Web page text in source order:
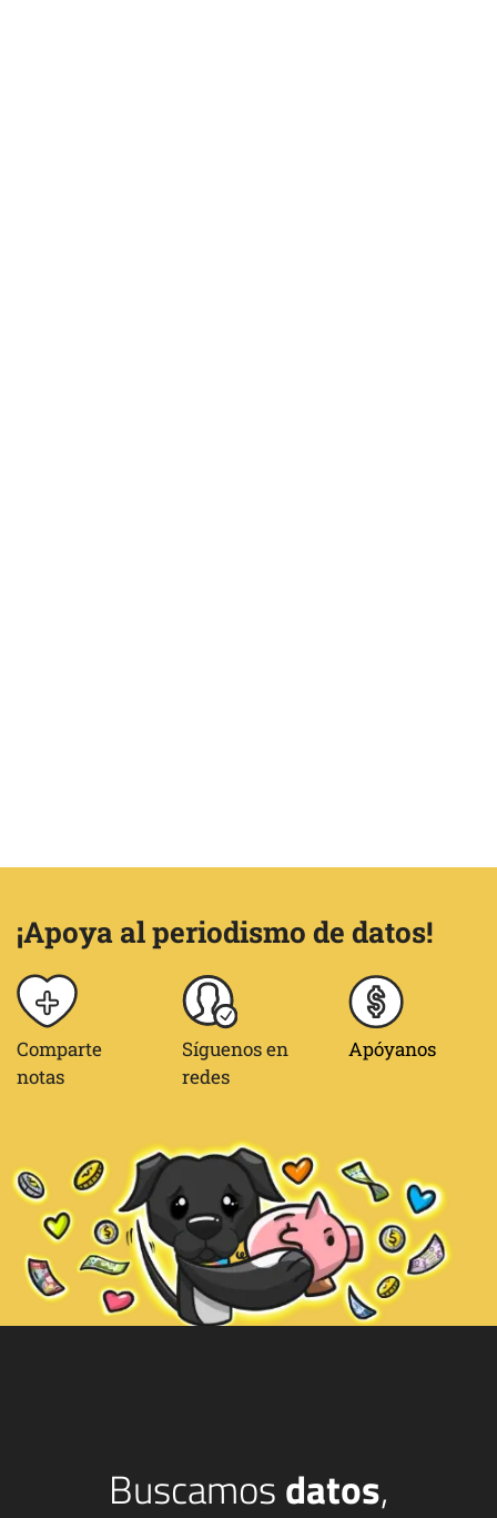
¡Apoya al periodismo de datos!
Comparte
notas
Síguenos en
redes
Apóyanos
Buscamosdatos,